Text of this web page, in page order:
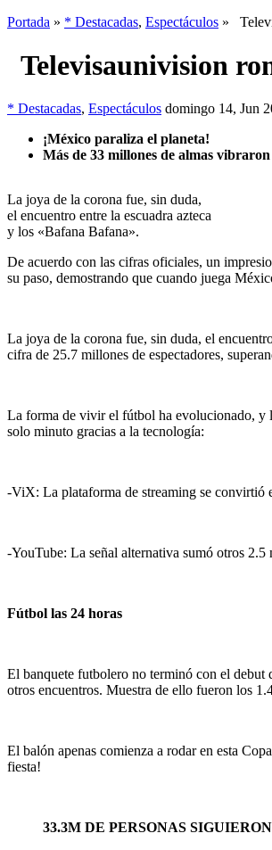
Portada » * Destacadas, Espectáculos »
Televisaunivision
* Destacadas, Espectáculos domingo 14, Jun
¡México paraliza el planeta!
Más de 33 millones de almas
La joya de la corona fue, sin duda,
el encuentro entre la escuadra azteca
y los «Bafana Bafana».
De acuerdo con las cifras oficiales, un
su paso, demostrando que cuando juega
La joya de la corona fue, sin duda, el
cifra de 25.7 millones de espectadores,
La forma de vivir el fútbol ha evolucionado, y
solo minuto gracias a la tecnología:
-ViX: La plataforma de streaming se convirtió
-YouTube: La señal alternativa sumó otros 2.5
Fútbol las 24 horas
El banquete futbolero no terminó con el debut
otros encuentros. Muestra de ello fueron los
El balón apenas comienza a rodar en esta
fiesta!
33.3M DE PERSONAS